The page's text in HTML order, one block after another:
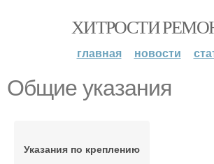
ХИТРОСТИ
главная новости
Общие указания
Указания по креплению